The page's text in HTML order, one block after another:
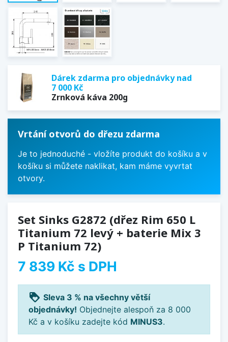
Dárek zdarma pro objednávky nad
7 000 Kč
Zrnková káva 200g
Vrtání otvorů do dřezu zdarma
Je to jednoduché - vložíte produkt do košíku a v
košíku si můžete naklikat, kam máme vyvrtat
otvory.
Set Sinks G2872 (dřez Rim 650 L
Titanium 72 levý + baterie Mix 3
P Titanium 72)
7 839 Kč s DPH
loyalty Sleva 3 % na všechny větší
objednávky! Objednejte alespoň za 8 000
Kč a v košíku zadejte kód MINUS3.